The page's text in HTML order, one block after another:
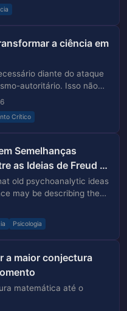
a ciência em
diante do ataque
autoritário. Isso não
la em uma espécie de
os cientistas devam ter
no campo
Crítico
Semelhanças
as Ideias de Freud e
old psychoanalytic ideas
may be describing the
from different angles.
Psicologia
a maior conjectura
matemática até o